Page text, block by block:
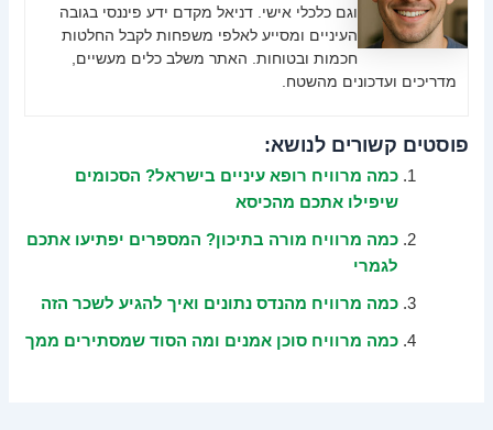
וגם כלכלי אישי. דניאל מקדם ידע פיננסי בגובה
העיניים ומסייע לאלפי משפחות לקבל החלטות
חכמות ובטוחות. האתר משלב כלים מעשיים,
מדריכים ועדכונים מהשטח.
פוסטים קשורים לנושא:
כמה מרוויח רופא עיניים בישראל? הסכומים
שיפילו אתכם מהכיסא
כמה מרוויח מורה בתיכון? המספרים יפתיעו אתכם
לגמרי
כמה מרוויח מהנדס נתונים ואיך להגיע לשכר הזה
כמה מרוויח סוכן אמנים ומה הסוד שמסתירים ממך